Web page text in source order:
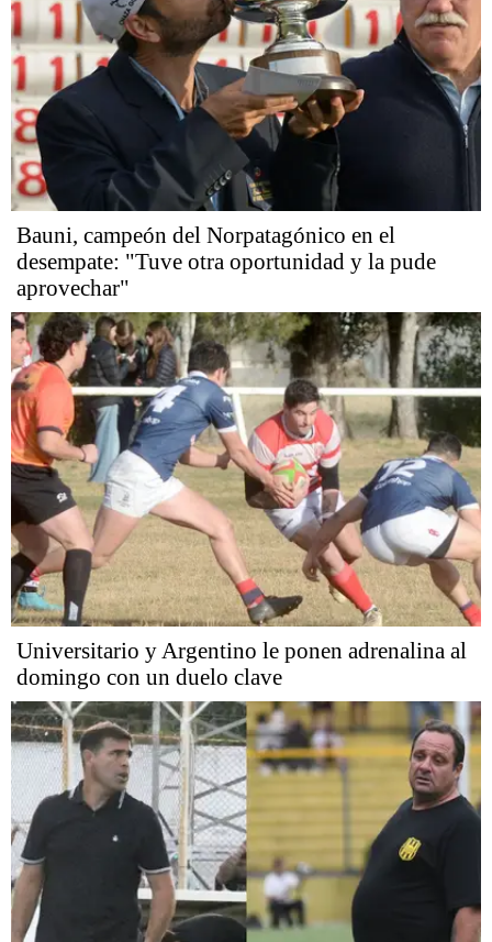
Bauni, campeón del Norpatagónico en el
desempate: "Tuve otra oportunidad y la pude
aprovechar"
Universitario y Argentino le ponen adrenalina al
domingo con un duelo clave